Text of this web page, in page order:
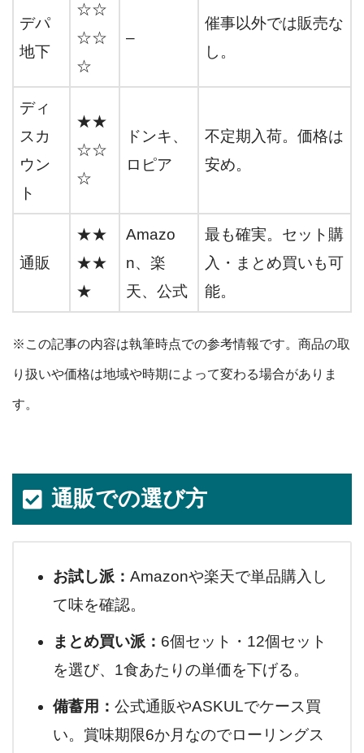
デパ
地下
☆☆
☆☆
☆
–
催事以外では販売な
し。
ディ
スカ
ウン
ト
★★
☆☆
☆
ドンキ、
ロピア
不定期入荷。価格は
安め。
通販
★★
★★
★
Amazo
n、楽
天、公式
最も確実。セット購
入・まとめ買いも可
能。
※この記事の内容は執筆時点での参考情報です。商品の取
り扱いや価格は地域や時期によって変わる場合がありま
す。
通販での選び方
お試し派： Amazonや楽天で単品購入し
て味を確認。
まとめ買い派： 6個セット・12個セット
を選び、1食あたりの単価を下げる。
備蓄用： 公式通販やASKULでケース買
い。賞味期限6か月なのでローリングス